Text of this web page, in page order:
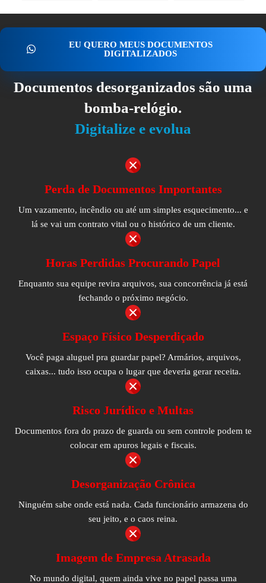
EU QUERO MEUS DOCUMENTOS
DIGITALIZADOS
Documentos desorganizados são uma
bomba-relógio.
Digitalize e evolua
Perda de Documentos Importantes
Um vazamento, incêndio ou até um simples esquecimento... e
lá se vai um contrato vital ou o histórico de um cliente.
Horas Perdidas Procurando Papel
Enquanto sua equipe revira arquivos, sua concorrência já está
fechando o próximo negócio.
Espaço Físico Desperdiçado
Você paga aluguel pra guardar papel? Armários, arquivos,
caixas... tudo isso ocupa o lugar que deveria gerar receita.
Risco Jurídico e Multas
Documentos fora do prazo de guarda ou sem controle podem te
colocar em apuros legais e fiscais.
Desorganização Crônica
Ninguém sabe onde está nada. Cada funcionário armazena do
seu jeito, e o caos reina.
Imagem de Empresa Atrasada
No mundo digital, quem ainda vive no papel passa uma